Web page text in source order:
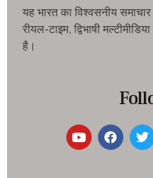
यह भारत का विश्वसनीय
रीयल-टाइम, द्विभाषी
है।